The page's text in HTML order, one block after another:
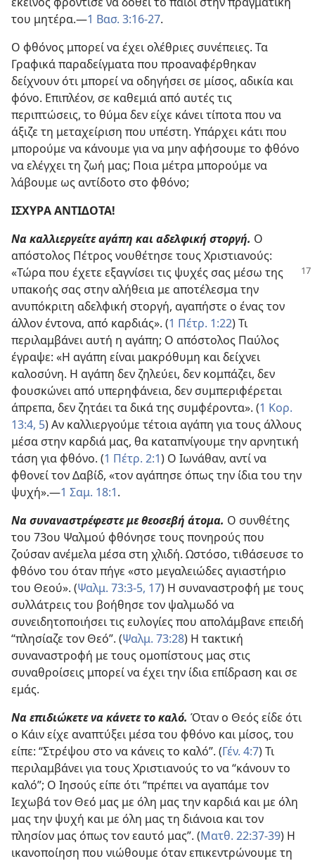
του μητέρα.​—1 Βασ. 3:16-27.
Ο φθόνος μπορεί να έχει ολέθριες συνέπειες. Τα
Γραφικά παραδείγματα που προαναφέρθηκαν
δείχνουν ότι μπορεί να οδηγήσει σε μίσος, αδικία και
φόνο. Επιπλέον, σε καθεμιά από αυτές τις
περιπτώσεις, το θύμα δεν είχε κάνει τίποτα που να
άξιζε τη μεταχείριση που υπέστη. Υπάρχει κάτι που
μπορούμε να κάνουμε για να μην αφήσουμε το φθόνο
να ελέγχει τη ζωή μας; Ποια μέτρα μπορούμε να
λάβουμε ως αντίδοτο στο φθόνο;
ΙΣΧΥΡΑ ΑΝΤΙΔΟΤΑ!
Να καλλιεργείτε αγάπη και αδελφική στοργή. Ο
απόστολος Πέτρος νουθέτησε τους Χριστιανούς:
«Τώρα που έχετε εξαγνίσει τις ψυχές σας μέσω της
υπακοής σας στην αλήθεια με αποτέλεσμα την
ανυπόκριτη αδελφική στοργή, αγαπήστε ο ένας τον
άλλον έντονα, από καρδιάς». (1 Πέτρ. 1:22) Τι
περιλαμβάνει αυτή η αγάπη; Ο απόστολος Παύλος
έγραψε: «Η αγάπη είναι μακρόθυμη και δείχνει
καλοσύνη. Η αγάπη δεν ζηλεύει, δεν κομπάζει, δεν
φουσκώνει από υπερηφάνεια, δεν συμπεριφέρεται
άπρεπα, δεν ζητάει τα δικά της συμφέροντα». (1 Κορ.
13:4, 5) Αν καλλιεργούμε τέτοια αγάπη για τους άλλους
μέσα στην καρδιά μας, θα καταπνίγουμε την αρνητική
τάση για φθόνο. (1 Πέτρ. 2:1) Ο Ιωνάθαν, αντί να
φθονεί τον Δαβίδ, «τον αγάπησε όπως την ίδια του την
ψυχή».​—1 Σαμ. 18:1.
Να συναναστρέφεστε με θεοσεβή άτομα. Ο συνθέτης
του 73ου Ψαλμού φθόνησε τους πονηρούς που
ζούσαν ανέμελα μέσα στη χλιδή. Ωστόσο, τιθάσευσε το
φθόνο του όταν πήγε «στο μεγαλειώδες αγιαστήριο
του Θεού». (Ψαλμ. 73:3-5, 17) Η συναναστροφή με τους
συλλάτρεις του βοήθησε τον ψαλμωδό να
συνειδητοποιήσει τις ευλογίες που απολάμβανε επειδή
“πλησίαζε τον Θεό”. (Ψαλμ. 73:28) Η τακτική
συναναστροφή με τους ομοπίστους μας στις
συναθροίσεις μπορεί να έχει την ίδια επίδραση και σε
εμάς.
Να επιδιώκετε να κάνετε το καλό. Όταν ο Θεός είδε ότι
ο Κάιν είχε αναπτύξει μέσα του φθόνο και μίσος, του
είπε: “Στρέψου στο να κάνεις το καλό”. (Γέν. 4:7) Τι
περιλαμβάνει για τους Χριστιανούς το να “κάνουν το
καλό”; Ο Ιησούς είπε ότι “πρέπει να αγαπάμε τον
Ιεχωβά τον Θεό μας με όλη μας την καρδιά και με όλη
μας την ψυχή και με όλη μας τη διάνοια και τον
πλησίον μας όπως τον εαυτό μας”. (Ματθ. 22:37-39) Η
ικανοποίηση που νιώθουμε όταν επικεντρώνουμε τη